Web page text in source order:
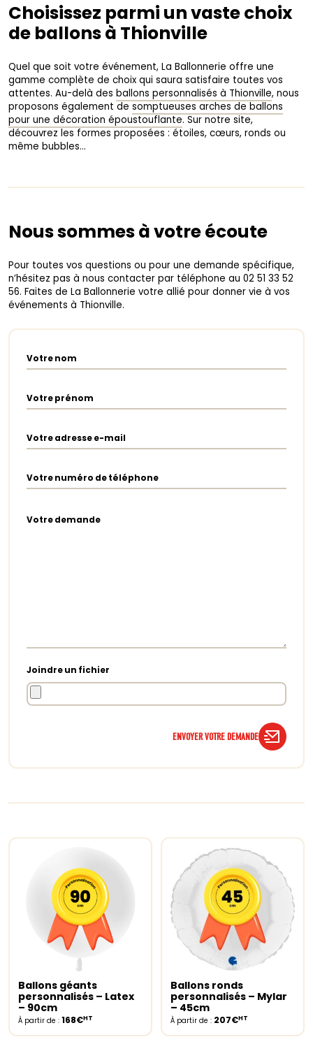
Choisissez parmi un vaste choix
de ballons à Thionville
Quel que soit votre événement, La Ballonnerie offre une
gamme complète de choix qui saura satisfaire toutes vos
attentes. Au-delà des ballons personnalisés à Thionville, nous
proposons également de somptueuses arches de ballons
pour une décoration époustouflante. Sur notre site,
découvrez les formes proposées : étoiles, cœurs, ronds ou
même bubbles…
Nous sommes à votre écoute
Pour toutes vos questions ou pour une demande spécifique,
n’hésitez pas à nous contacter par téléphone au 02 51 33 52
56. Faites de La Ballonnerie votre allié pour donner vie à vos
événements à Thionville.
Votre nom
Votre prénom
Votre adresse e-mail
Votre numéro de téléphone
Votre demande
Joindre un fichier
ENVOYER VOTRE DEMANDE
Select options
Ballons géants
personnalisés – Latex
– 90cm
À partir de : 168€HT
Select options
Ballons ronds
personnalisés – Mylar
– 45cm
À partir de : 207€HT